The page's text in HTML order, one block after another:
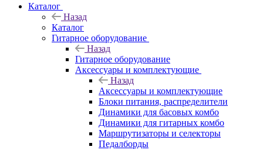
Каталог
Назад
Каталог
Гитарное оборудование
Назад
Гитарное оборудование
Аксессуары и комплектующие
Назад
Аксессуары и комплектующие
Блоки питания, распределители
Динамики для басовых комбо
Динамики для гитарных комбо
Маршрутизаторы и селекторы
Педалборды